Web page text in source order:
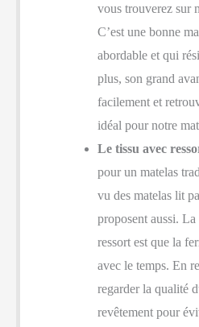
vous trouverez sur
C’est une bonne
abordable et qui
plus, son grand
facilement et
idéal pour notre
Le tissu avec
pour un matelas
vu des matelas lit
proposent aussi.
ressort est que la
avec le temps. En
regarder la qualité
revêtement pour